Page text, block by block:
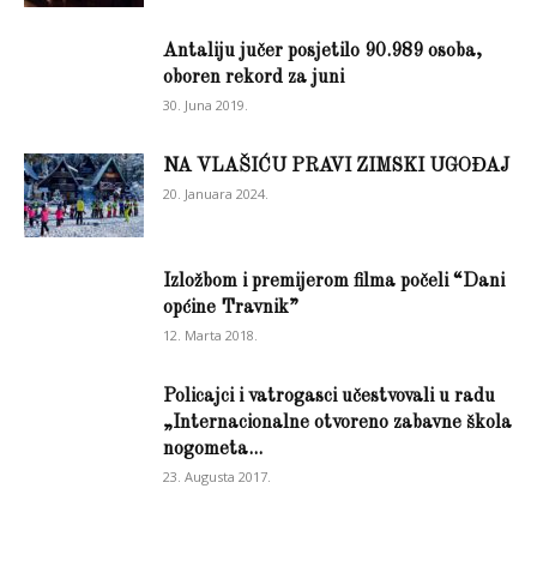
Antaliju jučer posjetilo 90.989 osoba,
oboren rekord za juni
30. Juna 2019.
NA VLAŠIĆU PRAVI ZIMSKI UGOĐAJ
20. Januara 2024.
Izložbom i premijerom filma počeli “Dani
općine Travnik”
12. Marta 2018.
Policajci i vatrogasci učestvovali u radu
„Internacionalne otvoreno zabavne škola
nogometa...
23. Augusta 2017.